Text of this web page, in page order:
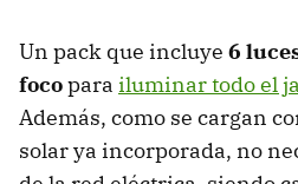
Un pack que incluye 6
focopara iluminar todo el
Además, como se cargan
solar ya incorporada, no